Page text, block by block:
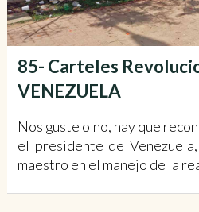
85- Carteles
VENEZUELA
Nos guste o no, hay que
el presidente de
maestro en el manejo de la